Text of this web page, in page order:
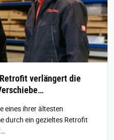
verlängert die
eines ihrer ältesten
durch ein gezieltes Retrofit